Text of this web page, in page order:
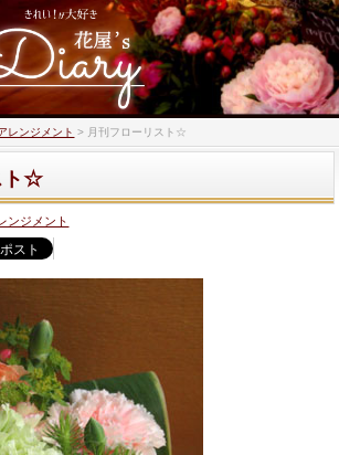
レンジメント > 月刊フローリスト☆
ト☆
ンジメント